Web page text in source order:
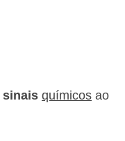
sinais químicos ao